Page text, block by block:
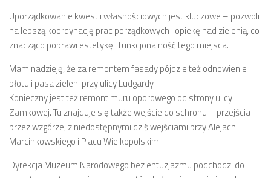
Statut osiedla
Archiwum sesji (protokoły)
Uchwały Rady Osiedla
Uchwały Zarządu Osiedla
Budżet
Budżet 2013
Budżet 2014
Budżet 2015
Uporządkowanie kwestii własnościowych jest kluczowe – pozwoli
na lepszą koordynację prac porządkowych i opiekę nad zielenią, co
znacząco poprawi estetykę i funkcjonalność tego miejsca.
Mam nadzieję, że za remontem fasady pójdzie też odnowienie
płotu i pasa zieleni przy ulicy Ludgardy.
Konieczny jest też remont muru oporowego od strony ulicy
Zamkowej. Tu znajduje się także wejście do schronu – przejścia
przez wzgórze, z niedostępnymi dziś wejściami przy Alejach
Marcinkowskiego i Placu Wielkopolskim.
Dyrekcja Muzeum Narodowego bez entuzjazmu podchodzi do